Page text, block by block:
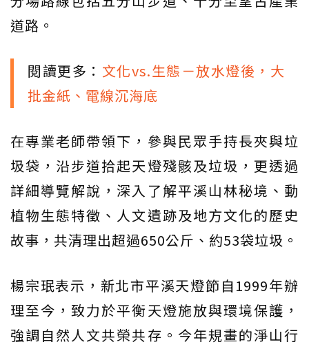
道路。
閱讀更多： 文化vs.生態－放水燈後，大
批金紙、電線沉海底
在專業老師帶領下，參與民眾手持長夾與垃
圾袋，沿步道拾起天燈殘骸及垃圾，更透過
詳細導覽解說，深入了解平溪山林秘境、動
植物生態特徵、人文遺跡及地方文化的歷史
故事，共清理出超過650公斤、約53袋垃圾。
楊宗珉表示，新北市平溪天燈節自1999年辦
理至今，致力於平衡天燈施放與環境保護，
強調自然人文共榮共存。今年規畫的淨山行